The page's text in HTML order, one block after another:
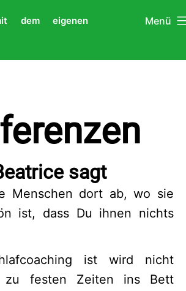
dem eigenen
Menü
sagt
Menschen dort ab, wo sie
ist, dass Du ihnen nichts
ist wird nicht
zu festen Zeiten ins Bett